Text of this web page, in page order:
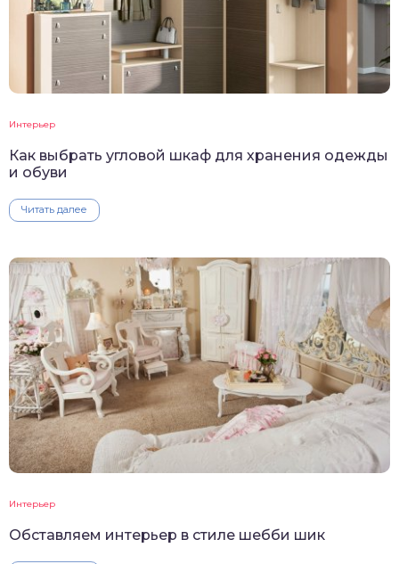
Интерьер
Как выбрать угловой шкаф для хранения одежды
и обуви
Читать далее
Интерьер
Обставляем интерьер в стиле шебби шик